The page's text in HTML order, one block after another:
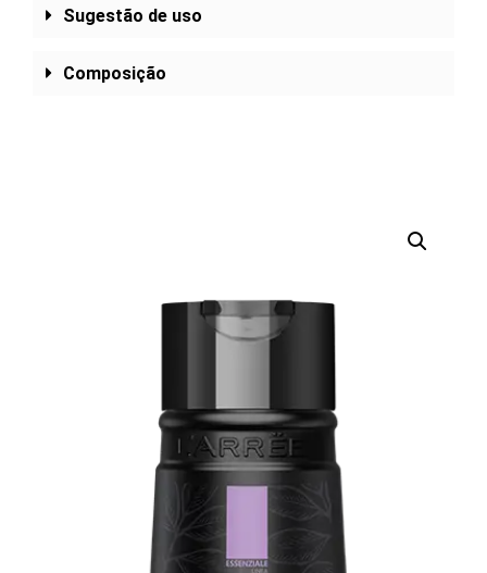
Sugestão de uso
Composição